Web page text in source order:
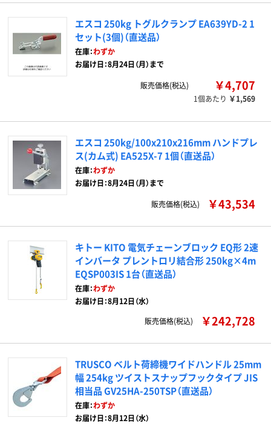
エスコ 250kg トグルクランプ EA639YD-2 1
セット(3個)（直送品）
在庫：わずか
お届け日：8月24日（月）まで
販売価格(税込) ￥4,707
1個あたり ￥1,569
エスコ 250kg/100x210x216mm ハンドプレ
ス(カム式) EA525X-7 1個（直送品）
在庫：わずか
お届け日：8月24日（月）まで
販売価格(税込) ￥43,534
キトー KITO 電気チェーンブロック EQ形 2速
インバータ プレントロリ結合形 250kg×4m
EQSP003IS 1台（直送品）
在庫：わずか
お届け日：8月12日（水）
販売価格(税込)
￥242,728
TRUSCO ベルト荷締機ワイドハンドル 25mm
幅 254kg ツイストスナップフックタイプ JIS
相当品 GV25HA-250TSP（直送品）
在庫：わずか
お届け日：8月12日（水）